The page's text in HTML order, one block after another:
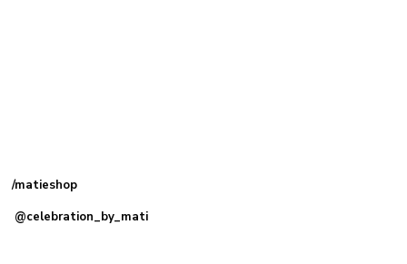
/matieshop
@celebration_by_mati